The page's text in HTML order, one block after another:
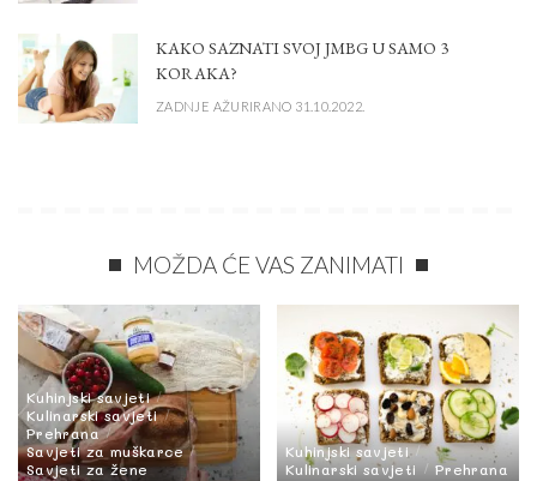
KAKO SAZNATI SVOJ JMBG U SAMO 3
KORAKA?
ZADNJE AŽURIRANO 31.10.2022.
MOŽDA ĆE VAS ZANIMATI
Kuhinjski savjeti
Kulinarski savjeti
Prehrana
Savjeti za muškarce
Savjeti za žene
Kuhinjski savjeti
Kulinarski savjeti
Prehrana